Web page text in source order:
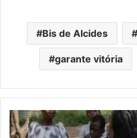
Bis de Alcides
garante vitória
Cruz
Vermelha